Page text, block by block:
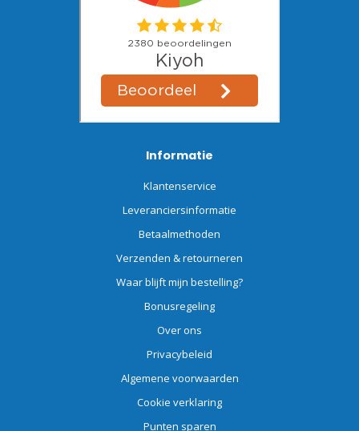
Informatie
Klantenservice
Leveranciersinformatie
Betaalmethoden
Verzenden & retourneren
Waar blijft mijn bestelling?
Bonusregeling
Over ons
Privacybeleid
Algemene voorwaarden
Cookie verklaring
Punten sparen